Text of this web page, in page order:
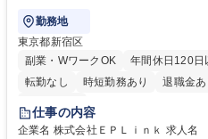
勤務地
東京都新宿区
副業・WワークOK
年間休日120日
転勤なし
時短勤務あり 退職金あ
土日祝休み
仕事の内容
企業名 株式会社ＥＰＬｉｎｋ 求人名 【東京/治験を支える事務・運営(CR